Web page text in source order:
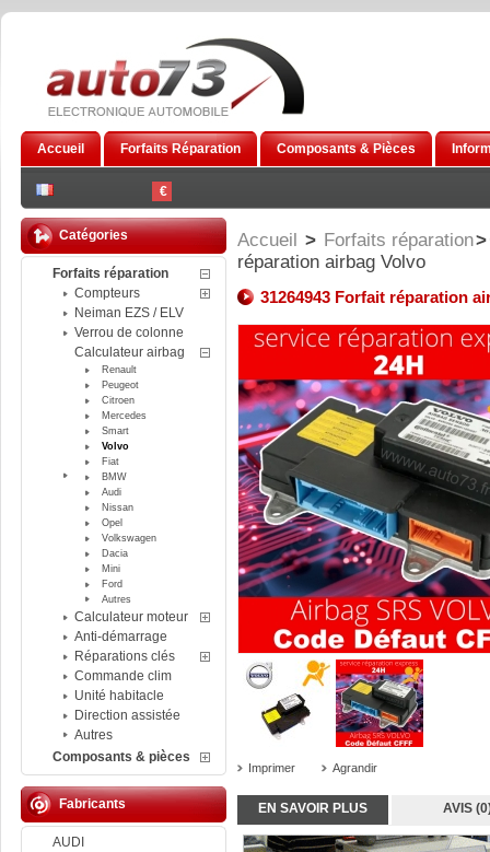
€
Accueil Forfaits Réparation Composants & Pièces
Catégories
Forfaits réparation
Compteurs
Neiman EZS / ELV
Verrou de colonne
Calculateur airbag
Renault
Peugeot
Citroen
Mercedes
Smart
Volvo
Fiat
BMW
Audi
Nissan
Opel
Volkswagen
Dacia
Mini
Ford
Autres
Calculateur moteur
Anti-démarrage
Réparations clés
Commande clim
Unité habitacle
Direction assistée
Autres
Composants & pièces
Fabricants
AUDI
Accueil > Forfaits réparation>
réparation airbag Volvo
31264943 Forfait réparation
Imprimer Agrandir
EN SAVOIR PLUS AVIS